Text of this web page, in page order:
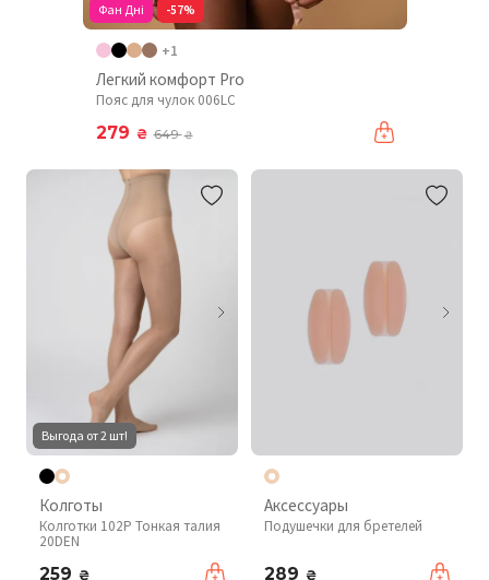
Фан Дні -57%
+1
Легкий комфорт Pro
Пояс для чулок 006LC
279 ₴ 649₴
Выгода от 2 шт!
Колготы
Колготки 102P Тонкая талия
20DEN
259 ₴
Аксессуары
Подушечки для бретелей
289 ₴